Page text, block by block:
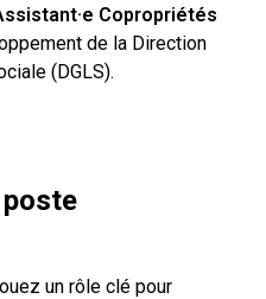
Copropriétés
de la Direction
(DGLS).
un rôle clé pour